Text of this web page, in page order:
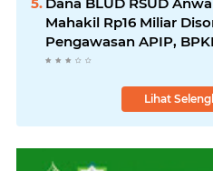
Mahakil Rp16 Miliar
Pengawasan APIP,
BPK Harus Bergerak
Lihat